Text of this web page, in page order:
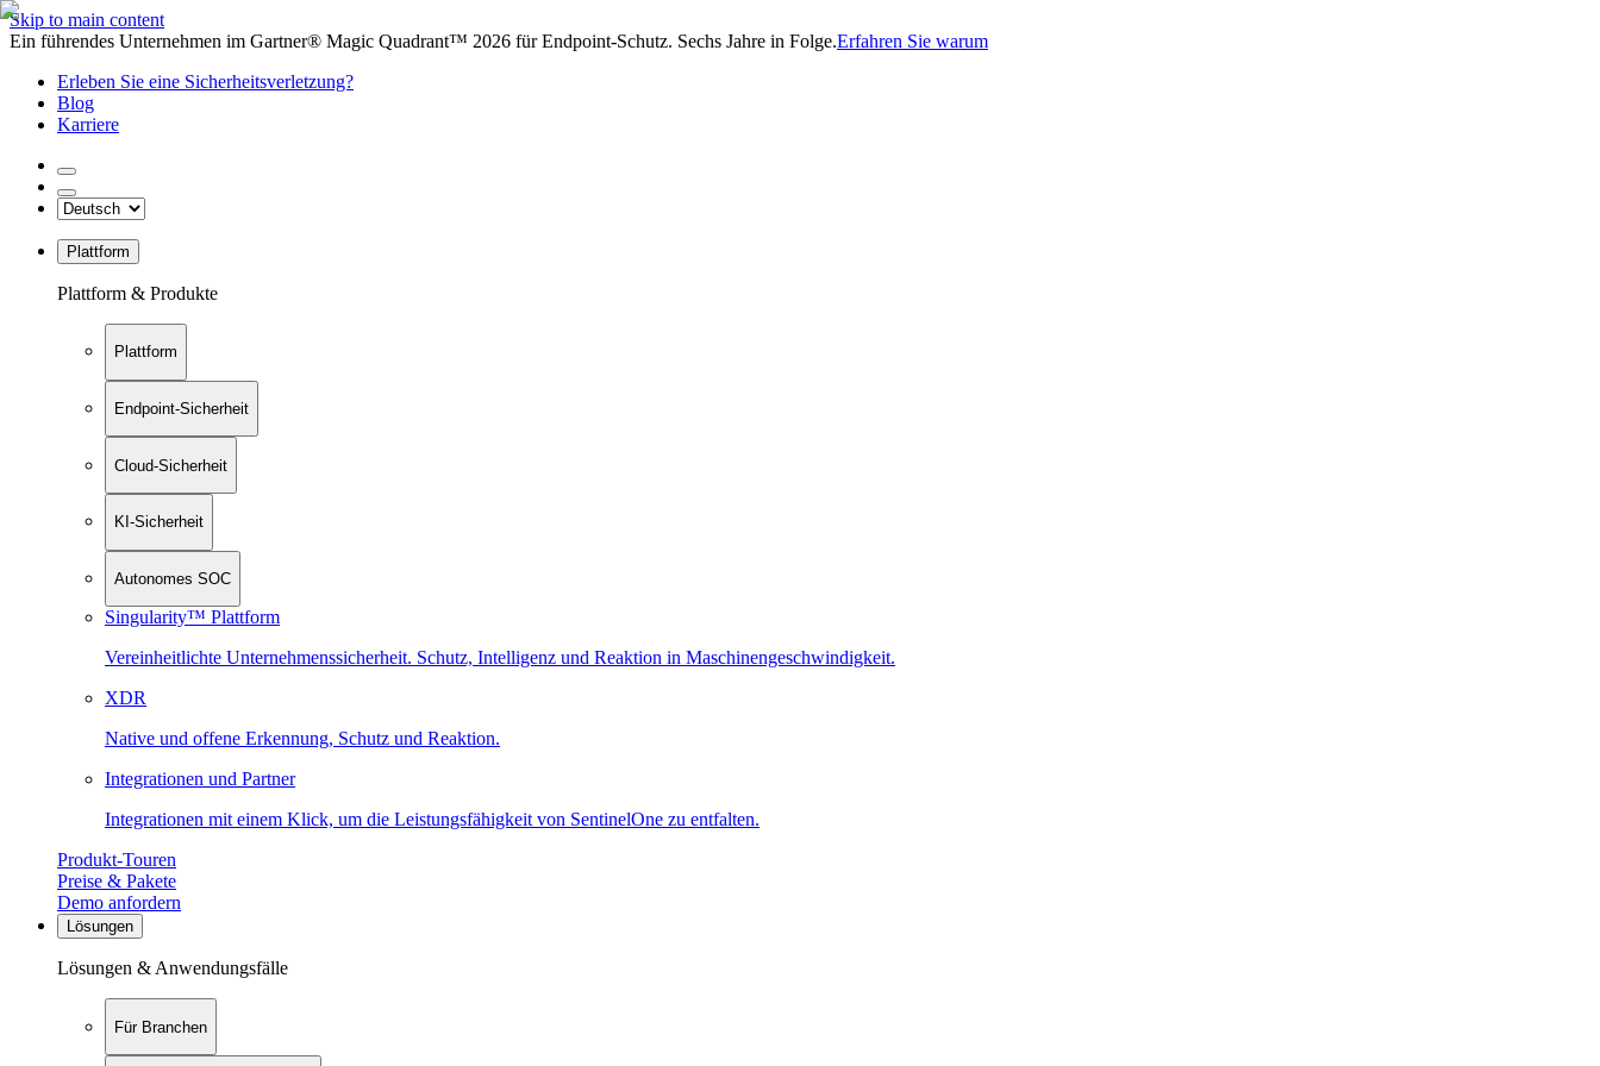
Skip to main content
Ein führendes Unternehmen im Gartner® Magic Quadrant™ 2026 für Endpoint-Schutz. Sechs Jahre in Folge.Erfahren Sie warum
Erleben Sie eine Sicherheitsverletzung?
Blog
Karriere
Plattform
Plattform & Produkte
Plattform
Endpoint-Sicherheit
Cloud-Sicherheit
KI-Sicherheit
Autonomes SOC
Singularity™ Plattform
Vereinheitlichte Unternehmenssicherheit. Schutz, Intelligenz und Reaktion in Maschinen­geschwindigkeit.
XDR
Native und offene Erkennung, Schutz und Reaktion.
Integrationen und Partner
Integrationen mit einem Klick, um die Leistungsfähigkeit von SentinelOne zu entfalten.
Produkt-Touren
Preise & Pakete
Demo anfordern
Lösungen
Lösungen & Anwendungsfälle
Für Branchen